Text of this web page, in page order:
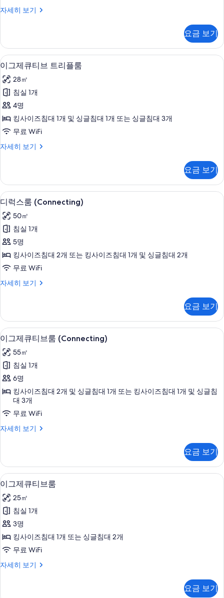
위
발
코
니
(French)
사
진
모
두
보
자세히 보기
주
튜
디
오
스
위
트,
발
코
니
(French)
자
세
요금 보기
이
그
제
큐
티
브
리
룸
사
진
모
두
보
기
4
이그제큐티브 트리플룸
28㎡
침실 1개
4명
킹사이즈침대 1개 및 싱글침대 1개 또는 싱글침대 3개
무료 WiFi
자세히 보기
이
티
브
트
리
플
룸
자
세
히
보
기
요금 보기
디
럭
스
룸
(Connecting)
사
진
모
보
기
고급 침구, 오리/거위털 이불, 미니바,
8
디럭스룸 (Connecting)
50㎡
침실 1개
5명
킹사이즈침대 2개 또는 킹사이즈침대 1개 및 싱글침대 2개
무료 WiFi
자세히 보기
디
(Connecting)
자
세
히
보
기
요금 보기
이
그
제
큐
티
룸
(Connecting)
모
두
보
기
고급 침구, 오리/거위털 이불, 미니바,
10
이그제큐티브룸 (Connecting)
55㎡
침실 1개
6명
킹사이즈침대 2개 및 싱글침대 1개 또는 킹사이즈침대 1개 및 싱글침
대 3개
무료 WiFi
자세히 보기
이
티
브
룸
(Connecting)
자
세
히
보
기
요금 보기
이
그
제
큐
티
브
사
고급 침구, 오리/거위털 이불, 미니바,
4
이그제큐티브룸
25㎡
침실 1개
3명
킹사이즈침대 1개 또는 싱글침대 2개
무료 WiFi
자세히 보기
이
요금 보기